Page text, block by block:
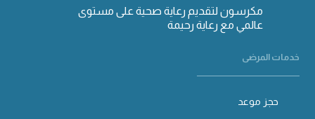
مكرسون لتقديم رعاية صحية على مستوى
عالمي مع رعاية رحيمة
خدمات المرضى
حجز موعد